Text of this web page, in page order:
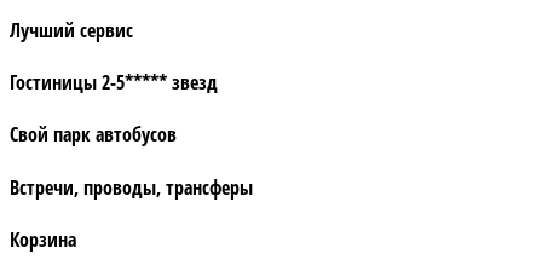
Лучший сервис
Гостиницы 2-5***** звезд
Свой парк автобусов
Встречи, проводы, трансферы
Корзина